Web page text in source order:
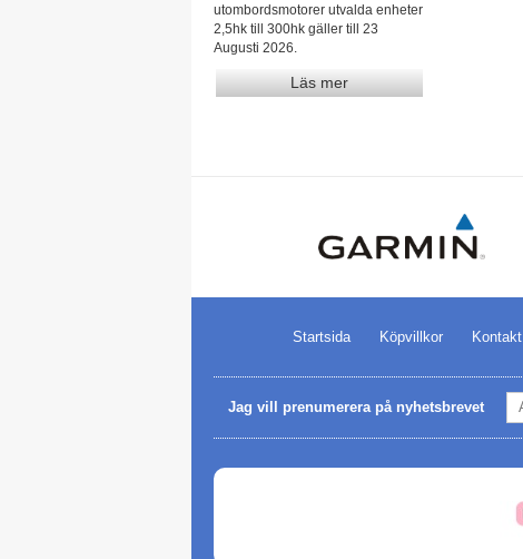
utombordsmotorer utvalda enheter
2,5hk till 300hk gäller till 23
Augusti 2026.
Läs mer
Startsida Köpvillkor Kontakt
Jag vill prenumerera på nyhetsbrevet